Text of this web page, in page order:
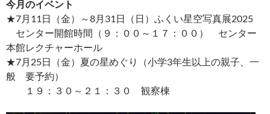
今月のイベント
★7月11日（金）～8月31日（日）ふくい星空写真展2025
センター開館時間（９：００～１７：００） センター
本館レクチャーホール
★7月25日（金）夏の星めぐり（小学3年生以上の親子、一
般 要予約）
１９：３０～２１：３０ 観察棟